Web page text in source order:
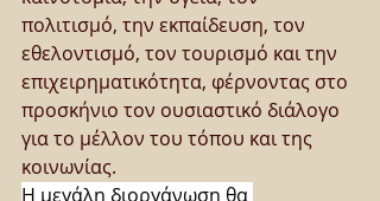
πολιτισμό, την εκπαίδευση, τον
εθελοντισμό, τον τουρισμό και την
επιχειρηματικότητα, φέρνοντας στο
προσκήνιο τον ουσιαστικό διάλογο
για το μέλλον του τόπου και της
κοινωνίας.
Η μεγάλη διοργάνωση θα